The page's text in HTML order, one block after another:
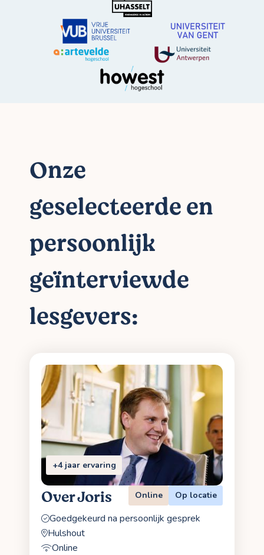
Onze
geselecteerde en
persoonlijk
geïnterviewde
lesgevers:
+4 jaar ervaring
Over Joris Online Op locatie
Goedgekeurd na persoonlijk gesprek
Hulshout
Online